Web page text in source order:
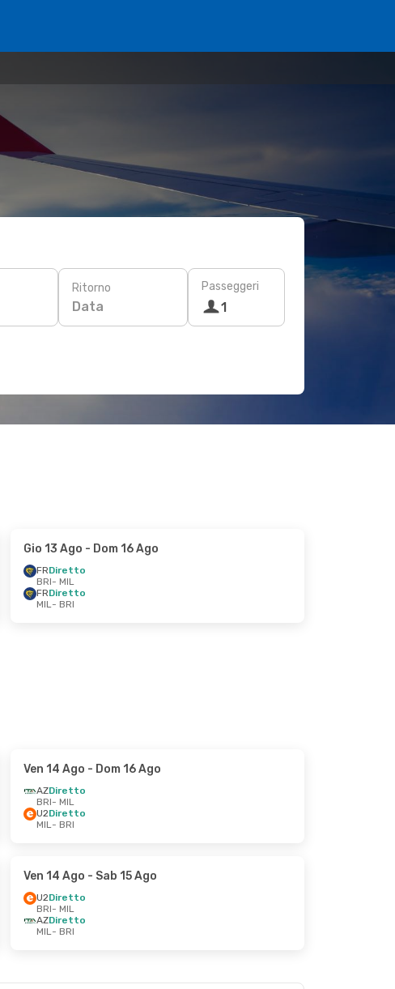
Ritorno
Data
Passeggeri
1
Gio 13 Ago - Dom 16 Ago
FRDiretto
BRI- MIL
FRDiretto
MIL- BRI
Ven 14 Ago - Dom 16 Ago
AZDiretto
BRI- MIL
U2Diretto
MIL- BRI
Ven 14 Ago - Sab 15 Ago
U2Diretto
BRI- MIL
AZDiretto
MIL- BRI